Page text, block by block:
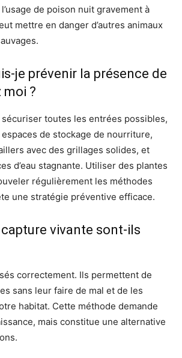
de poison nuit gravement à
mettre en danger d’autres animaux
je prévenir la présence de
?
toutes les entrées possibles,
de stockage de nourriture,
avec des grillages solides, et
d’eau stagnante. Utiliser des plantes
régulièrement les méthodes
une stratégie préventive efficace.
capture vivante sont-ils
correctement. Ils permettent de
sans leur faire de mal et de les
habitat. Cette méthode demande
mais constitue une alternative